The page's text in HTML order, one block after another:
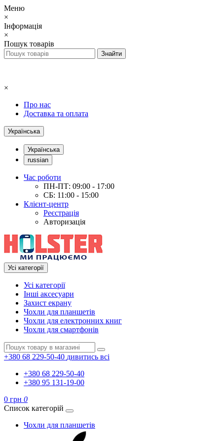
Меню
×
Інформація
×
Пошук товарів
×
Про нас
Доставка та оплата
Українська
Українська
russian
Час роботи
ПН-ПТ: 09:00 - 17:00
СБ: 11:00 - 15:00
Клієнт-центр
Реєстрація
Авторизація
Усі категорії
Усі категорії
Інші аксесуари
Захист екрану
Чохли для планшетів
Чохли для електронних книг
Чохли для смартфонів
+380 68 229-50-40 дивитись всі
+380 68 229-50-40
+380 95 131-19-00
0 грн 0
Список категорій
Чохли для планшетів